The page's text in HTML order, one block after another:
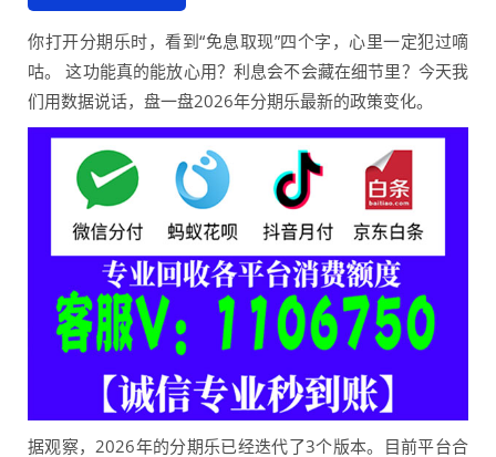
你打开分期乐时，看到“免息取现”四个字，心里一定犯过嘀
咕。 这功能真的能放心用？利息会不会藏在细节里？今天我
们用数据说话，盘一盘2026年分期乐最新的政策变化。
据观察，2026年的分期乐已经迭代了3个版本。目前平台合